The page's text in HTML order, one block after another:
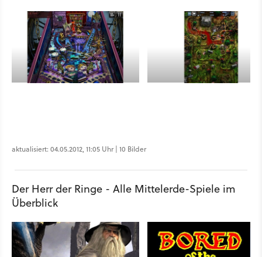
aktualisiert: 04.05.2012, 11:05 Uhr | 10 Bilder
Der Herr der Ringe - Alle Mittelerde-Spiele im
Überblick